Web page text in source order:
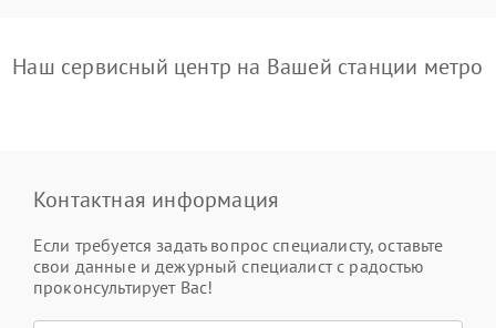
Наш сервисный центр на Вашей станции метро
Контактная информация
Если требуется задать вопрос специалисту, оставьте
свои данные и дежурный специалист с радостью
проконсультирует Вас!